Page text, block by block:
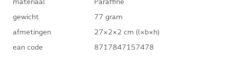
gewicht
77 gram
afmetingen
27×2×2 cm (l×b×h)
ean code
8717847157478